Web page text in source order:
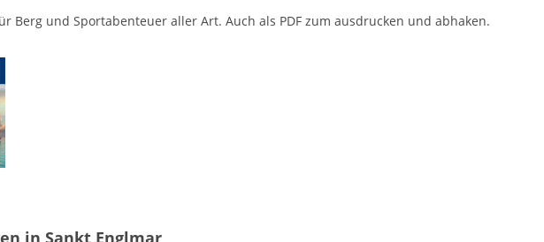
und Sportabenteuer aller Art. Auch als PDF zum ausdrucken und abhaken.
in Sankt Englmar